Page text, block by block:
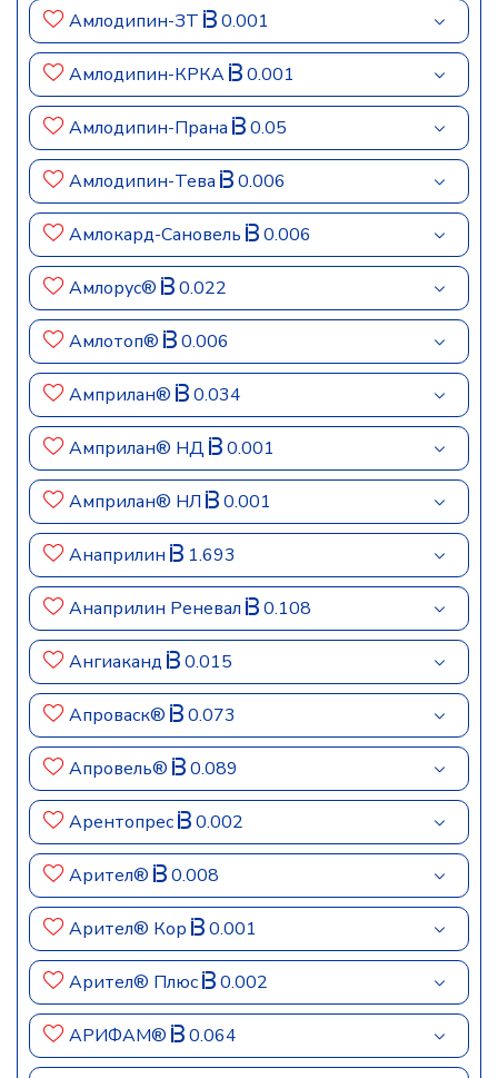
Амлодипин-ЗТ 0.001
Амлодипин-КРКА 0.001
Амлодипин-Прана 0.05
Амлодипин-Тева 0.006
Амлокард-Сановель 0.006
Амлорус® 0.022
Амлотоп® 0.006
Амприлан® 0.034
Амприлан® НД 0.001
Амприлан® НЛ 0.001
Анаприлин 1.693
Анаприлин Реневал 0.108
Ангиаканд 0.015
Апроваск® 0.073
Апровель® 0.089
Арентопрес 0.002
Арител® 0.008
Арител® Кор 0.001
Арител® Плюс 0.002
АРИФАМ® 0.064